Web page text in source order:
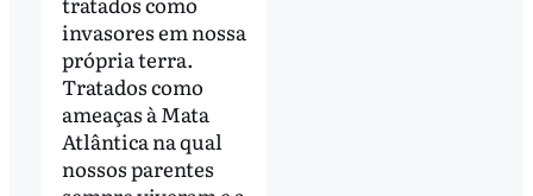
invasores em nossa
própria terra.
Tratados como
ameaças à Mata
Atlântica na qual
nossos parentes